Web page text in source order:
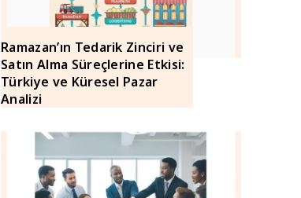
Ramazan’ın Tedarik Zinciri ve
Satın Alma Süreçlerine Etkisi:
Türkiye ve Küresel Pazar
Analizi